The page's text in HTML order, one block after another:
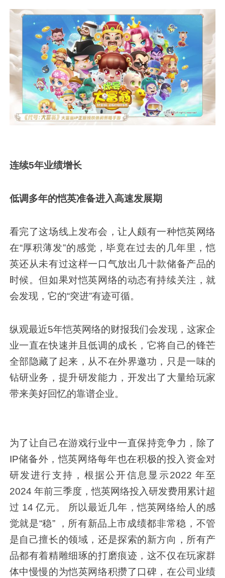
连续5年业绩增长
低调多年的恺英准备进入高速发展期
看完了这场线上发布会，让人颇有一种恺英网络
在“厚积薄发”的感觉，毕竟在过去的几年里，恺
英还从未有过这样一口气放出几十款储备产品的
时候。但如果对恺英网络的动态有持续关注，就
会发现，它的“突进”有迹可循。
纵观最近5年恺英网络的财报我们会发现，这家企
业一直在快速并且低调的成长，它将自己的锋芒
全部隐藏了起来，从不在外界邀功，只是一味的
钻研业务，提升研发能力，开发出了大量给玩家
带来美好回忆的靠谱企业。
为了让自己在游戏行业中一直保持竞争力，除了
IP储备外，恺英网络每年也在积极的投入资金对
研发进行支持，根据公开信息显示2022 年至
2024 年前三季度，恺英网络投入研发费用累计超
过 14 亿元。 所以最近几年，恺英网络给人的感
觉就是“稳” ，所有新品上市成绩都非常稳，不管
是自己擅长的领域，还是探索的新方向，所有产
品都有着精雕细琢的打磨痕迹，这不仅在玩家群
体中慢慢的为恺英网络积攒了口碑，在公司业绩